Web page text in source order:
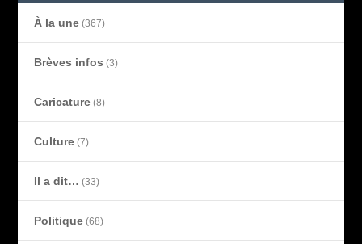
À la une (367)
Brèves infos (3)
Caricature (8)
Culture (7)
Il a dit… (33)
Politique (68)